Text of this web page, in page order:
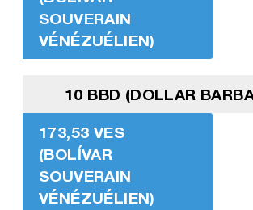
SOUVERAIN
VÉNÉZUÉLIEN)
10 BBD (DOLLAR
173,53 VES
(BOLÍVAR
SOUVERAIN
VÉNÉZUÉLIEN)